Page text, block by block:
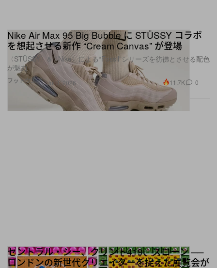
フットウエア
Nike Air Max 95 Big Bubble に STÜSSY コラボ
を想起させる新作 “Cream Canvas” が登場
〈STÜSSY〉&〈Nike〉による“Fossil”シリーズを彷彿とさせる配色
が魅力
Jul 3, 2026 11.7K 0
セントラル・シー、クリント419、スローン ──
ロンドンの新世代クリエイターを捉えた展覧会が